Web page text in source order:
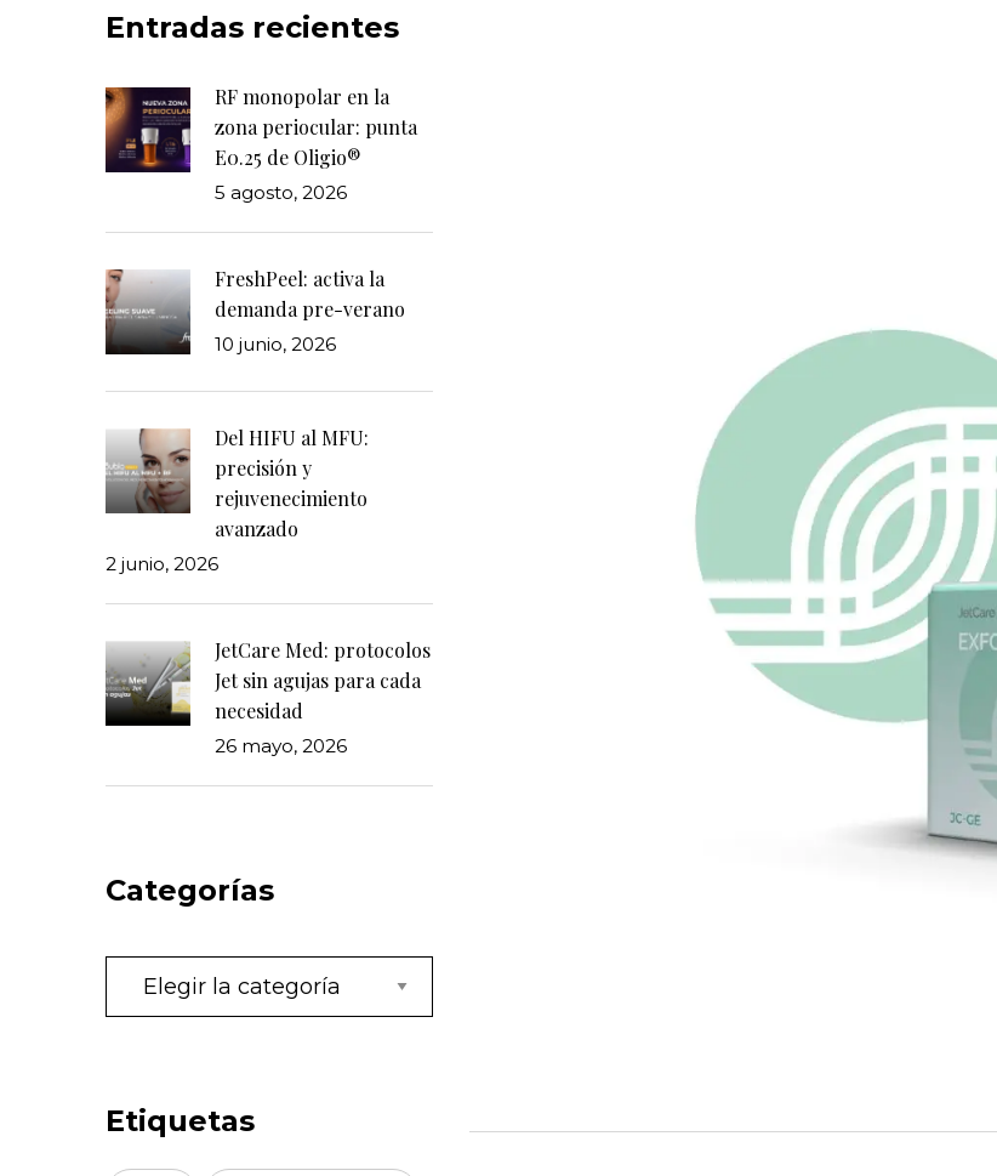
Entradas recientes
RF monopolar en la
zona periocular: punta
E0.25 de Oligio®
5 agosto, 2026
FreshPeel: activa la
demanda pre-verano
10 junio, 2026
Del HIFU al MFU:
precisión y
rejuvenecimiento
avanzado
2 junio, 2026
JetCare Med: protocolos
Jet sin agujas para cada
necesidad
26 mayo, 2026
Categorías
Categorías
Etiquetas